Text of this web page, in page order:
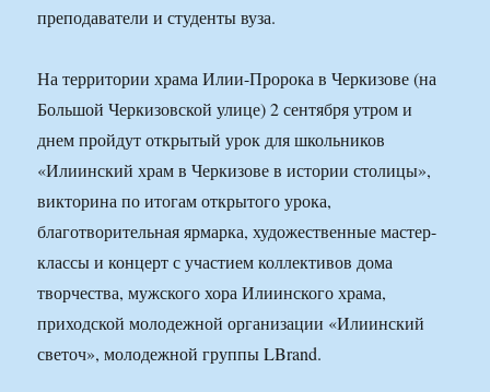
преподаватели и студенты вуза.
На территории храма Илии-Пророка в Черкизове (на
Большой Черкизовской улице) 2 сентября утром и
днем пройдут открытый урок для школьников
«Илиинский храм в Черкизове в истории столицы»,
викторина по итогам открытого урока,
благотворительная ярмарка, художественные мастер-
классы и концерт с участием коллективов дома
творчества, мужского хора Илиинского храма,
приходской молодежной организации «Илиинский
светоч», молодежной группы LBrand.